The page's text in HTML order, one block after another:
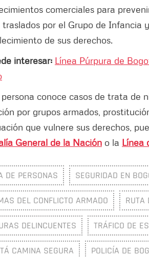
comerciales para
por el Grupo de Infancia
de sus derechos.
interesar: Línea Púrpura de
conoce casos de trata de
por grupos armados,
que vulnere sus derechos,
General de la Nación o la Línea
DE PERSONAS SEGURIDAD EN
DEL CONFLICTO ARMADO RUTA
DELINCUENTES TRÁFICO DE
CAMINA SEGURA POLICÍA DE